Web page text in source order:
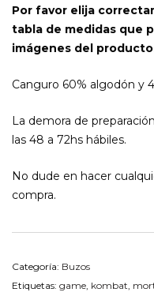
Por favor elija
tabla de medidas que
imágenes del
Canguro 60% algodón y
La demora de
las 48 a 72hs hábiles.
No dude en hacer
compra.
Categoría: Buzos
Etiquetas: game, kombat,